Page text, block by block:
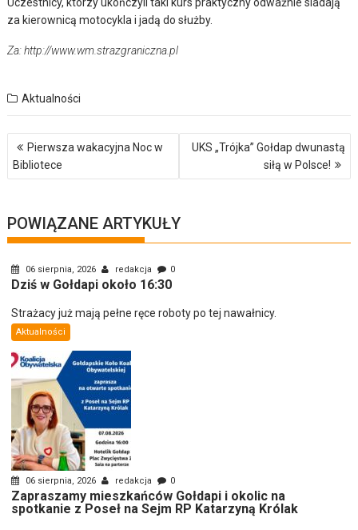
Uczestnicy, którzy ukończyli taki kurs praktyczny odważnie siadają
za kierownicą motocykla i jadą do służby.
Za: http://www.wm.strazgraniczna.pl
Aktualności
Nawigacja
wpisu
Pierwsza wakacyjna Noc w
Bibliotece
UKS „Trójka” Gołdap dwunastą
siłą w Polsce!
POWIĄZANE ARTYKUŁY
06 sierpnia, 2026 redakcja 0
Dziś w Gołdapi około 16:30
Strażacy już mają pełne ręce roboty po tej nawałnicy.
Aktualności
06 sierpnia, 2026 redakcja 0
Zapraszamy mieszkańców Gołdapi i okolic na
spotkanie z Poseł na Sejm RP Katarzyną Królak